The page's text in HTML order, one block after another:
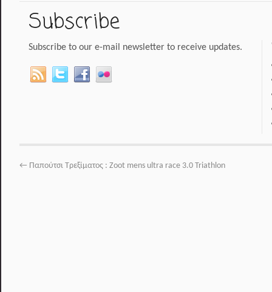
Subscribe
Subscribe to our e-mail newsletter to receive updates.
← Παπούτσι Τρεξίματος : Zoot mens ultra race 3.0 Triathlon